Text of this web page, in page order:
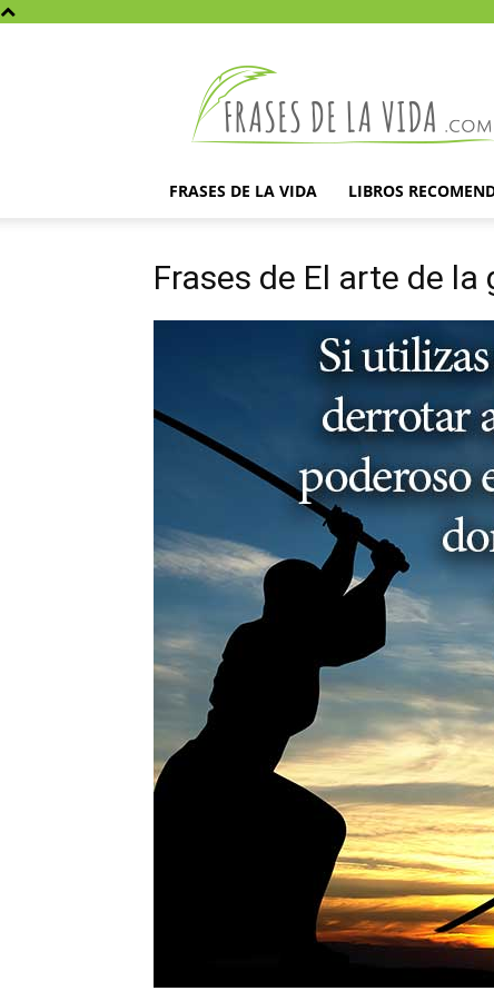
la
vida
FRASES DE LA VIDA LIBROS
Frases de El arte de la